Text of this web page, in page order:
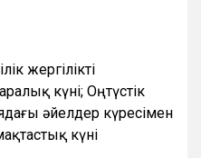
жергілікті
күні; Оңтүстік
әйелдер күресімен
күні